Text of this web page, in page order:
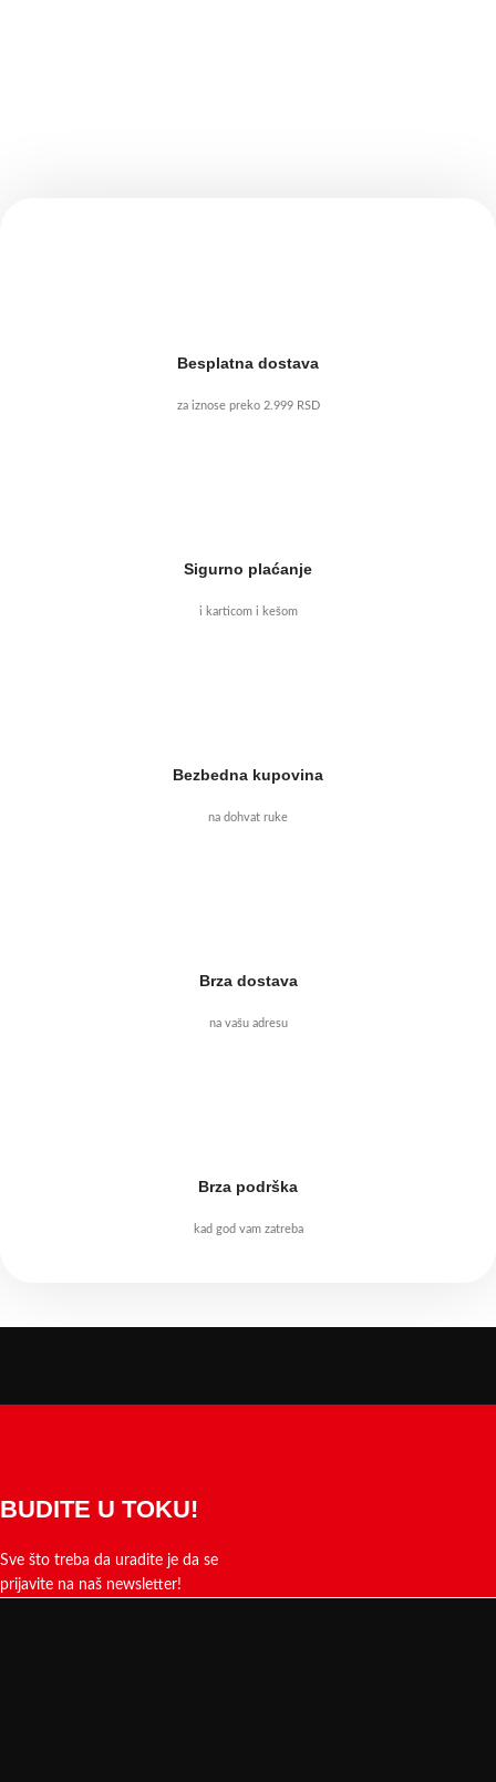
Besplatna dostava
za iznose preko 2.999 RSD
Sigurno plaćanje
i karticom i kešom
Bezbedna kupovina
na dohvat ruke
Brza dostava
na vašu adresu
Brza podrška
kad god vam zatreba
BUDITE U TOKU!
Sve što treba da uradite je da se
prijavite na naš newsletter!